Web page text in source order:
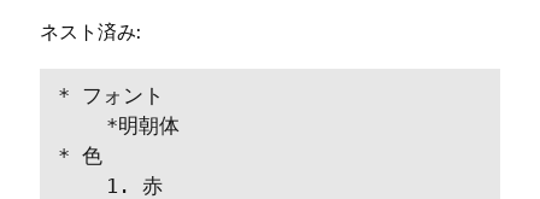
ネスト済み⁠:
* フ⁠ォント
    *明朝体
* 色
    1⁠. 赤